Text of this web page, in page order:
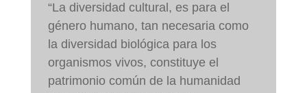
“La diversidad cultural, es para el
género humano, tan necesaria como
la diversidad biológica para los
organismos vivos, constituye el
patrimonio común de la humanidad